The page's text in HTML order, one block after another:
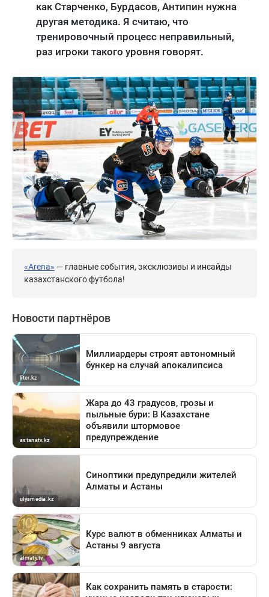
как Старченко, Бурдасов, Антипин нужна
другая методика. Я считаю, что
тренировочный процесс неправильный,
раз игроки такого уровня говорят.
«Arena» — главные события, эксклюзивы и инсайды
казахстанского футбола!